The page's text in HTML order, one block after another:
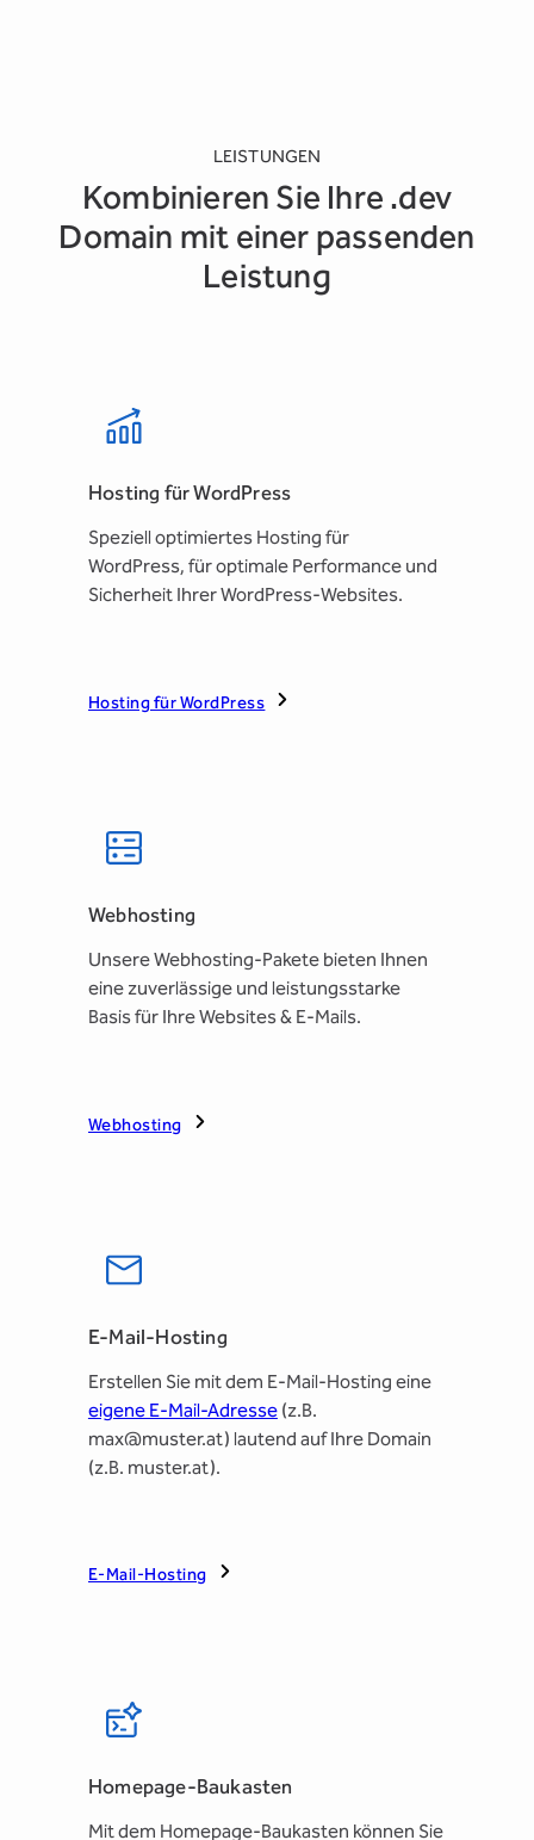
LEISTUNGEN
Kombinieren Sie Ihre .dev
Domain mit einer passenden
Leistung
Hosting für WordPress
Speziell optimiertes Hosting für
WordPress, für optimale Performance und
Sicherheit Ihrer WordPress-Websites.
Hosting für WordPress
Webhosting
Unsere Webhosting-Pakete bieten Ihnen
eine zuverlässige und leistungsstarke
Basis für Ihre Websites & E-Mails.
Webhosting
E-Mail-Hosting
Erstellen Sie mit dem E-Mail-Hosting eine
eigene E-Mail-Adresse(z.B.
max@muster.at) lautend auf Ihre Domain
(z.B. muster.at).
E-Mail-Hosting
Homepage-Baukasten
Mit dem Homepage-Baukasten können Sie